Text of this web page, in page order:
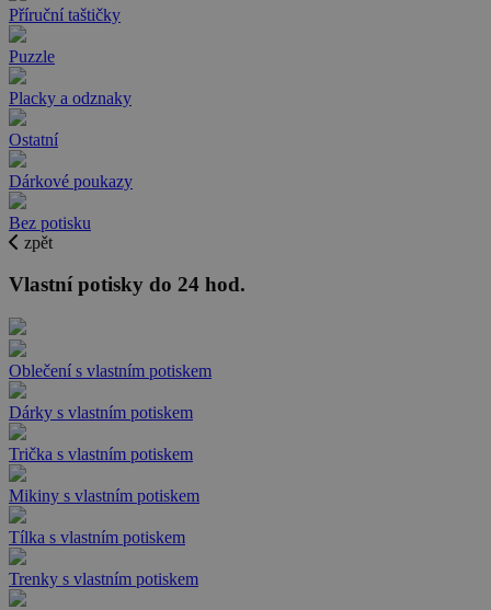
Příruční taštičky
Puzzle
Placky a odznaky
Ostatní
Dárkové poukazy
Bez potisku
zpět
Vlastní potisky do 24 hod.
Oblečení s vlastním potiskem
Dárky s vlastním potiskem
Trička s vlastním potiskem
Mikiny s vlastním potiskem
Tílka s vlastním potiskem
Trenky s vlastním potiskem